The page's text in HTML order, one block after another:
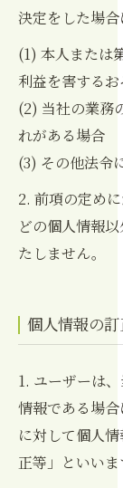
決定をした場合
(1) 本人または
利益を害する
(2) 当社の業務
れがある場合
(3) その他法令
2. 前項の定め
どの個人情報
たしません。
個人情報の
1. ユーザーは
情報である場
に対して個人
正等」といいま